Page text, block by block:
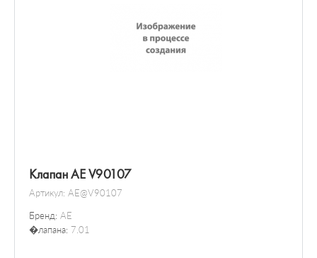
Клапан AE V90107
Артикул: AE@V90107
Бренд: AE
�лапана: 7.01